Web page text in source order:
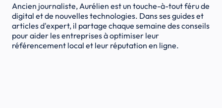
Ancien journaliste, Aurélien est un touche-à-tout féru de
digital et de nouvelles technologies. Dans ses guides et
articles d'expert, il partage chaque semaine des conseils
pour aider les entreprises à optimiser leur
référencement local et leur réputation en ligne.